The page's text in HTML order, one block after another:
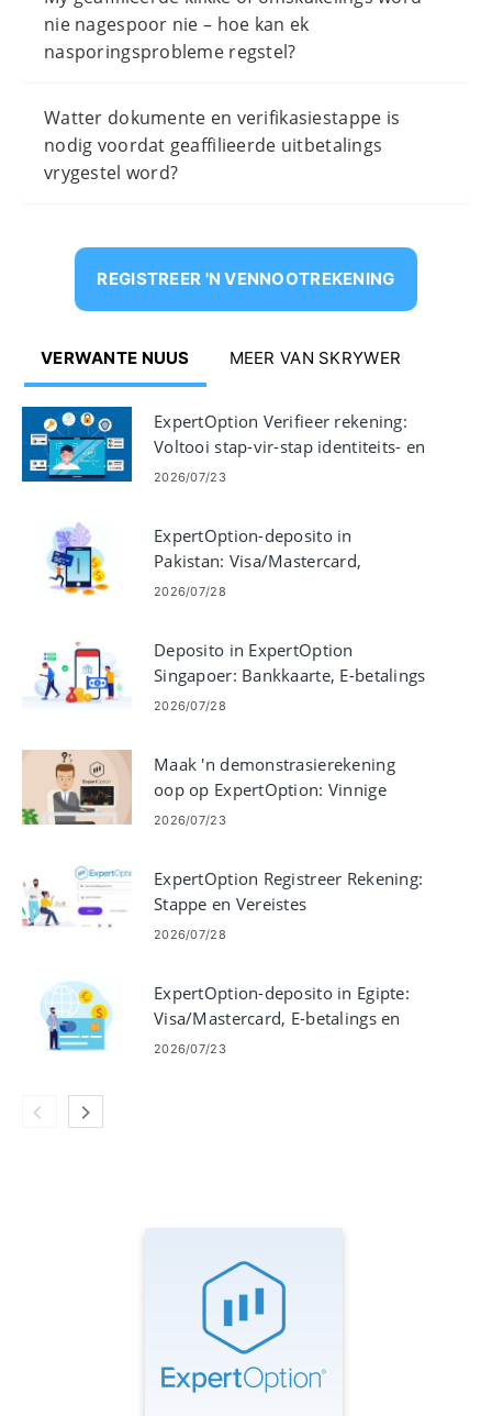
nie nagespoor nie – hoe kan ek
nasporingsprobleme regstel?
Watter dokumente en verifikasiestappe is
nodig voordat geaffilieerde uitbetalings
vrygestel word?
REGISTREER 'N VENNOOTREKENING
VERWANTE NUUS MEER VAN SKRYWER
ExpertOption Verifieer rekening:
Voltooi stap-vir-stap identiteits- en
dokumentverifikasiegids
2026/07/23
ExpertOption-deposito in
Pakistan: Visa/Mastercard,
E‑Payments & Crypto
2026/07/28
Deposito in ExpertOption
Singapoer: Bankkaarte, E-betalings
en Crypto
2026/07/28
Maak 'n demonstrasierekening
oop op ExpertOption: Vinnige
opstellingstappe
2026/07/23
ExpertOption Registreer Rekening:
Stappe en Vereistes
2026/07/28
ExpertOption-deposito in Egipte:
Visa/Mastercard, E-betalings en
Crypto
2026/07/23